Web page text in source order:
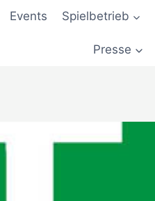
Events Spielbetrieb
Presse